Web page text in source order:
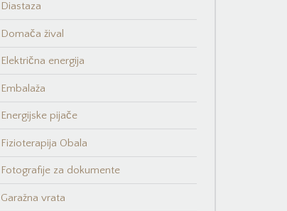
Diastaza
Domača žival
Električna energija
Embalaža
Energijske pijače
Fizioterapija Obala
Fotografije za dokumente
Garažna vrata